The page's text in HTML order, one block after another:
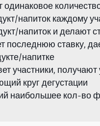
одинаковое
напиток каждому
напиток и делают
последнюю ставку,
напитке
участники,
круг дегустации
наибольшее кол-во